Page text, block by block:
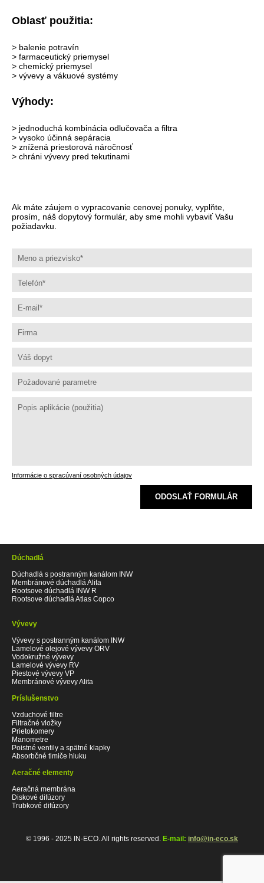
Oblasť použitia:
> balenie potravín
> farmaceutický priemysel
> chemický priemysel
> vývevy a vákuové systémy
Výhody:
> jednoduchá kombinácia odlučovača a filtra
> vysoko účinná sepáracia
> znížená priestorová náročnosť
> chráni vývevy pred tekutinami
Ak máte záujem o vypracovanie cenovej ponuky, vyplňte,
prosím, náš dopytový formulár, aby sme mohli vybaviť Vašu
požiadavku.
Informácie o spracúvaní osobných údajov
ODOSLAŤ FORMULÁR
Dúchadlá
Dúchadlá s postranným kanálom INW
Membránové dúchadlá Alita
Rootsove dúchadlá INW R
Rootsove dúchadlá Atlas Copco
Vývevy
Vývevy s postranným kanálom INW
Lamelové olejové vývevy ORV
Vodokružné vývevy
Lamelové vývevy RV
Piestové vývevy VP
Membránové vývevy Alita
Príslušenstvo
Vzduchové filtre
Filtračné vložky
Prietokomery
Manometre
Poistné ventily a spätné klapky
Absorbčné tlmiče hluku
Aeračné elementy
Aeračná membrána
Diskové difúzory
Trubkové difúzory
© 1996 - 2025 IN-ECO. All rights reserved. E-mail: info@in-eco.sk